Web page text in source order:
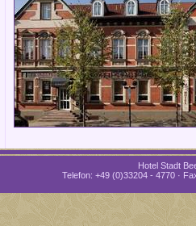
Hotel Stadt
Telefon: +49 (0)33204 - 4770 ·